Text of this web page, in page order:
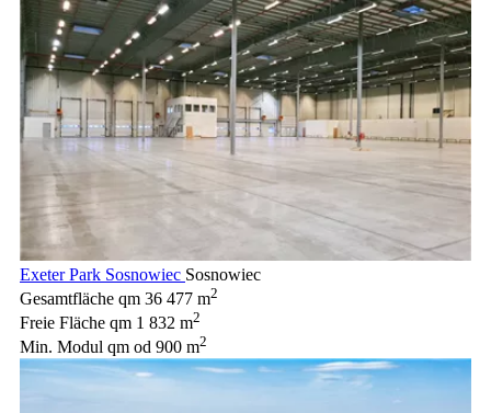
Exeter Park Sosnowiec Sosnowiec
Gesamtfläche qm 36 477 m2
Freie Fläche qm 1 832 m2
Min. Modul qm od 900 m2